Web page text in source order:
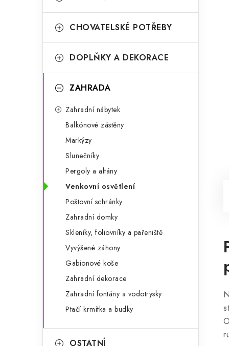
e
CHOVATELSKÉ POTŘEBY
DOPLŇKY A DEKORACE
ZAHRADA
Zahradní nábytek
Balkónové zástěny
Markýzy
Slunečníky
Pergoly a altány
Venkovní osvětlení
Poštovní schránky
Zahradní domky
Skleníky, foliovníky a pařeniště
Vyvýšené záhony
Gabionové koše
Zahradní dekorace
Zahradní fontány a vodotrysky
Ptačí krmítka a budky
OSTATNÍ